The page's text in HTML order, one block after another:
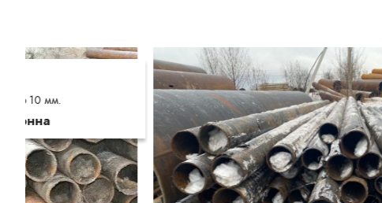
Трубы бу
Толщина стенки
Цена: 45000